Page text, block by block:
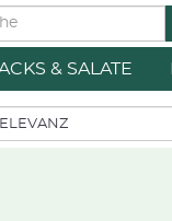
& SALATE